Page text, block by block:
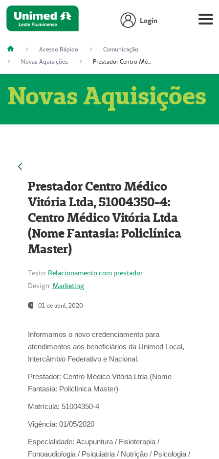
Login
Acesso Rápido
Comunicação
Novas Aquisições
Prestador Centro Médico Vitória Ltda, 51004350-4: Centro Médico Vitória Ltda (Nome Fantasia: Policlínica Master)
Novas Aquisições
Prestador Centro Médico
Vitória Ltda, 51004350-4:
Centro Médico Vitória Ltda
(Nome Fantasia: Policlínica
Master)
Texto: Relacionamento com prestador
Design: Marketing
01 de abril, 2020
Informamos o novo credenciamento para
atendimentos aos beneficiários da Unimed Local,
Intercâmbio Federativo e Nacional.
Prestador: Centro Médico Vitória Ltda (Nome
Fantasia: Policlínica Master)
Matrícula: 51004350-4
Vigência: 01/05/2020
Especialidade: Acupuntura / Fisioterapia /
Fonoaudiologia / Psiquiatria / Nutrição / Psicologia /